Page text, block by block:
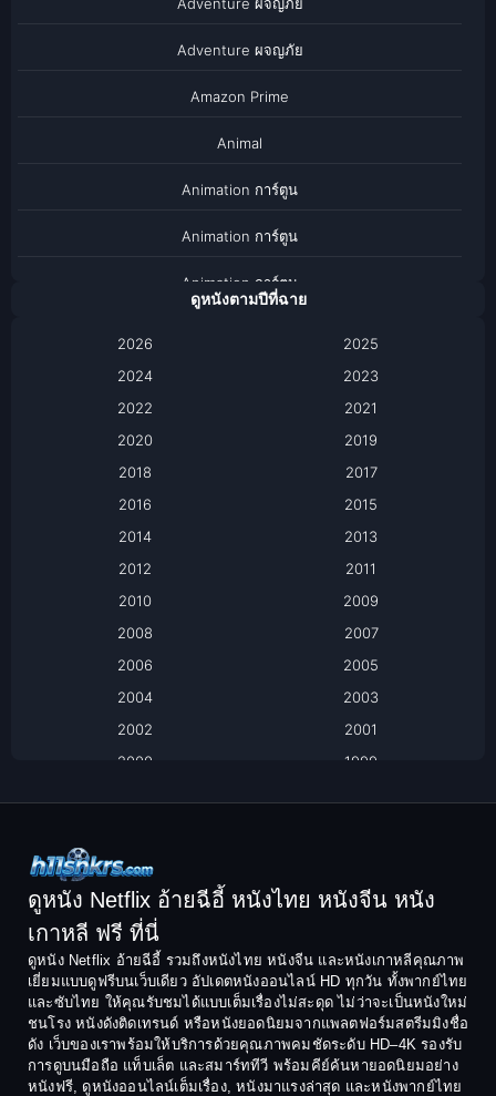
Adventure ผจญภัย
Amazon Prime
Animal
Animation การ์ตูน
Animation การ์ตูน
Animation การ์ตูน
Based on a True Story เรื่องจริง
Based on a True Story เรื่องจริง
Comedy ตลก
Coming-of-age ชีวิตวัยรุ่น
Crime อาชญากรรม
Crime อาชญากรรม
ดูหนังตามปีที่ฉาย
2026
2025
2024
2023
2022
2021
2020
2019
2018
2017
2016
2015
2014
2013
2012
2011
2010
2009
2008
2007
2006
2005
2004
2003
2002
2001
2000
1999
1994
1992
1991
1990
1988
1987
1986
1985
1984
1983
1982
1981
1980
1978
ดูหนัง Netflix อ้ายฉีอี้ หนังไทย หนังจีน หนัง
เกาหลี ฟรี ที่นี่
ดูหนัง Netflix อ้ายฉีอี้ รวมถึงหนังไทย หนังจีน และหนังเกาหลีคุณภาพ
เยี่ยมแบบดูฟรีบนเว็บเดียว อัปเดตหนังออนไลน์ HD ทุกวัน ทั้งพากย์ไทย
และซับไทย ให้คุณรับชมได้แบบเต็มเรื่องไม่สะดุด ไม่ว่าจะเป็นหนังใหม่
ชนโรง หนังดังติดเทรนด์ หรือหนังยอดนิยมจากแพลตฟอร์มสตรีมมิงชื่อ
ดัง เว็บของเราพร้อมให้บริการด้วยคุณภาพคมชัดระดับ HD–4K รองรับ
การดูบนมือถือ แท็บเล็ต และสมาร์ททีวี พร้อมคีย์ค้นหายอดนิยมอย่าง
หนังฟรี, ดูหนังออนไลน์เต็มเรื่อง, หนังมาแรงล่าสุด และหนังพากย์ไทย